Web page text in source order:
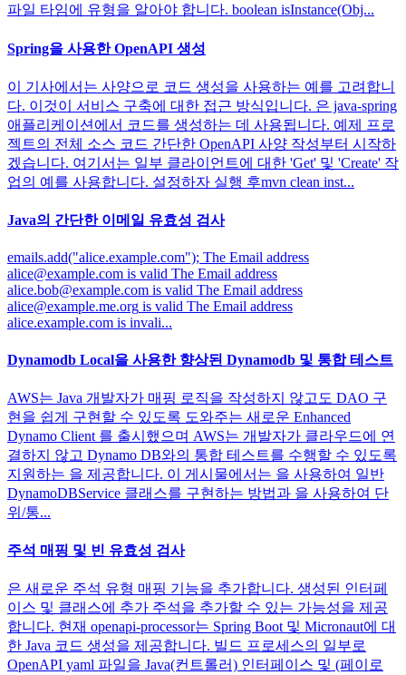
파일 타임에 유형을 알아야 합니다. boolean isInstance(Obj...
Spring을 사용한 OpenAPI 생성
이 기사에서는 사양으로 코드 생성을 사용하는 예를 고려합니
다. 이것이 서비스 구축에 대한 접근 방식입니다. 은 java-spring
애플리케이션에서 코드를 생성하는 데 사용됩니다. 예제 프로
젝트의 전체 소스 코드 간단한 OpenAPI 사양 작성부터 시작하
겠습니다. 여기서는 일부 클라이언트에 대한 'Get' 및 'Create' 작
업의 예를 사용합니다. 설정하자 실행 후mvn clean inst...
Java의 간단한 이메일 유효성 검사
emails.add("alice.example.com"); The Email address
alice@example.com is valid The Email address
alice.bob@example.com is valid The Email address
alice@example.me.org is valid The Email address
alice.example.com is invali...
Dynamodb Local을 사용한 향상된 Dynamodb 및 통합 테스트
AWS는 Java 개발자가 매핑 로직을 작성하지 않고도 DAO 구
현을 쉽게 구현할 수 있도록 도와주는 새로운 Enhanced
Dynamo Client 를 출시했으며 AWS는 개발자가 클라우드에 연
결하지 않고 Dynamo DB와의 통합 테스트를 수행할 수 있도록
지원하는 을 제공합니다. 이 게시물에서는 을 사용하여 일반
DynamoDBService 클래스를 구현하는 방법과 을 사용하여 단
위/통...
주석 매핑 및 빈 유효성 검사
은 새로운 주석 유형 매핑 기능을 추가합니다. 생성된 인터페
이스 및 클래스에 추가 주석을 추가할 수 있는 가능성을 제공
합니다. 현재 openapi-processor는 Spring Boot 및 Micronaut에 대
한 Java 코드 생성을 제공합니다. 빌드 프로세스의 일부로
OpenAPI yaml 파일을 Java(컨트롤러) 인터페이스 및 (페이로